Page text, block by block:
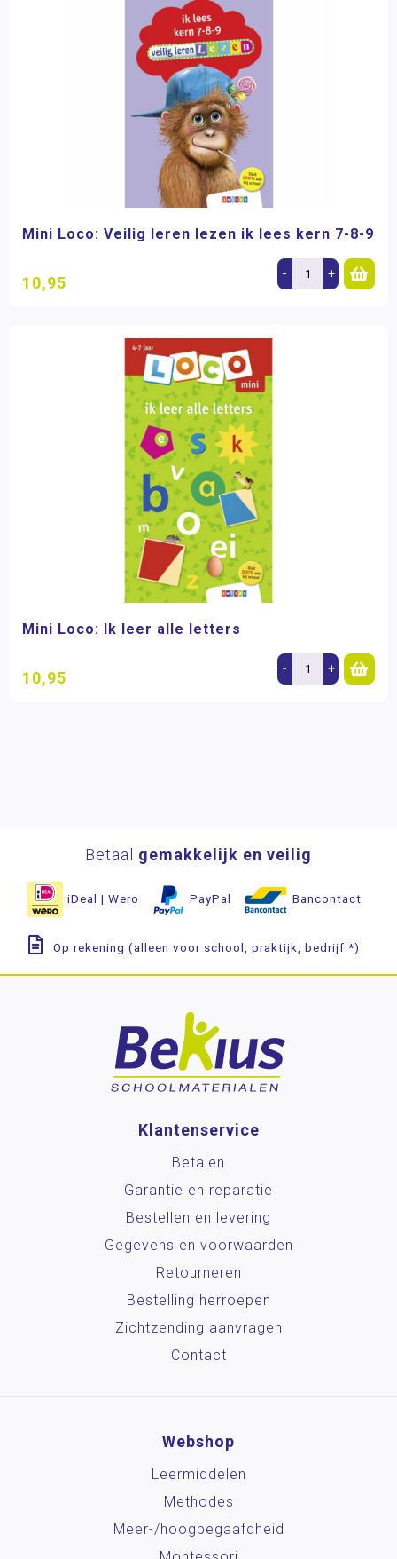
Mini Loco: Veilig leren lezen ik lees kern 7-8-9
10,95 - +
Mini Loco: Ik leer alle letters
10,95 - +
Betaal gemakkelijk en veilig
iDeal | Wero PayPal Bancontact
Op rekening (alleen voor school, praktijk, bedrijf *)
Klantenservice
Betalen
Garantie en reparatie
Bestellen en levering
Gegevens en voorwaarden
Retourneren
Bestelling herroepen
Zichtzending aanvragen
Contact
Webshop
Leermiddelen
Methodes
Meer-/hoog­begaafdheid